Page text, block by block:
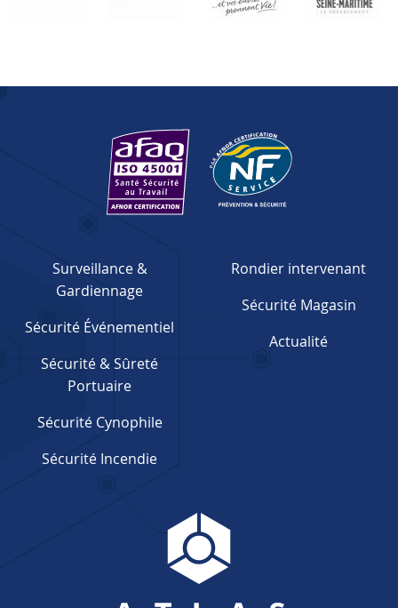
Surveillance &
Gardiennage
Sécurité Événementiel
Sécurité & Sûreté
Portuaire
Sécurité Cynophile
Sécurité Incendie
Rondier intervenant
Sécurité Magasin
Actualité